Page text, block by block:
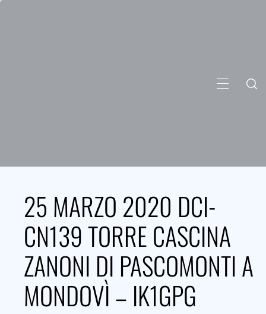
PRIMARY
25 MARZO 2020 DCI-
CN139 TORRE CASCINA
ZANONI DI PASCOMONTI A
MONDOVÌ – IK1GPG